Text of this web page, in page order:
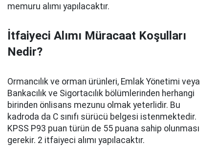
memuru alımı yapılacaktır.
İtfaiyeci Alımı Müracaat Koşulları
Nedir?
Ormancılık ve orman ürünleri, Emlak Yönetimi veya
Bankacılık ve Sigortacılık bölümlerinden herhangi
birinden önlisans mezunu olmak yeterlidir. Bu
kadroda da C sınıfı sürücü belgesi istenmektedir.
KPSS P93 puan türün de 55 puana sahip olunması
gerekir. 2 itfaiyeci alımı yapılacaktır.